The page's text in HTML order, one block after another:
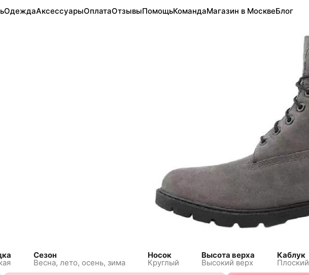
ОдеждаАксессуарыОплатаОтзывыПомощьКомандаМагазин в МосквеБлог
Сезон
Весна, лето, осень, зима
Носок
Круглый
Высота верха
Высокий верх
Каблук
Плоский